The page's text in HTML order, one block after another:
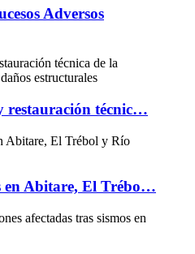
Adversos
restauración técnic…
en Abitare, El Trébo…